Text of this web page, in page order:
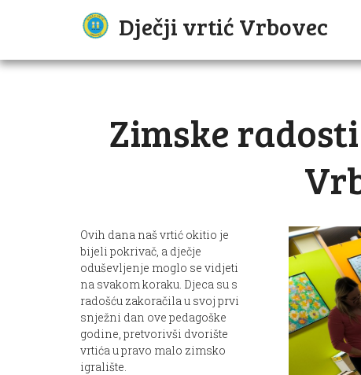
Dječji vrtić Vrbovec
Zimske
Ovih dana naš vrtić okitio je
bijeli pokrivač, a dječje
oduševljenje moglo se vidjeti
na svakom koraku. Djeca su s
radošću zakoračila u svoj prvi
snježni dan ove pedagoške
godine, pretvorivši dvorište
vrtića u pravo malo zimsko
igralište.